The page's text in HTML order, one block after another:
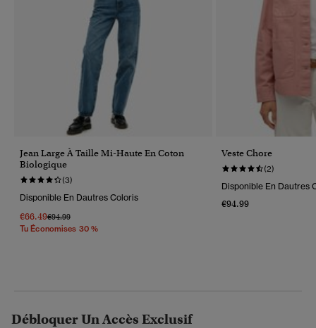
Jean Large À Taille Mi-Haute En Coton
Biologique
(3)
Disponible En Dautres Coloris
€66.49Prix Réduit De
€94.99À
Tu Économises 30 %
Veste Chore
(2)
Disponible En Dautres
€94.99
Débloquer Un Accès Exclusif